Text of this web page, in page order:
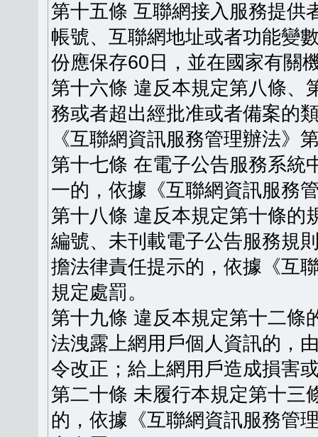
第十五條 互聯網接入服務提供
帳號、互聯網地址或者功能變
份應保存60日，並在國家有關
第十六條 違反本規定第八條、
務或者超出經批准或者備案的
《互聯網資訊服務管理辦法》
第十七條 在電子公告服務系統
一的，依據《互聯網資訊服務
第十八條 違反本規定第十條的
編號、未刊載電子公告服務規
擔法律責任提示的，依據《互
規定處罰。
第十九條 違反本規定第十二條
法洩露上網用戶個人資訊的，
令改正；給上網用戶造成損害
第二十條 未履行本規定第十三
的，依據《互聯網資訊服務管